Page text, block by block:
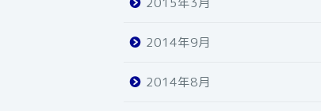
2014年9月
2014年8月